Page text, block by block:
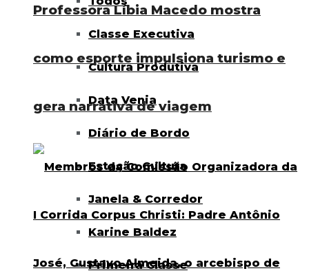
Classe Executiva
Cultura Produtiva
Data Venia
Diário de Bordo
Estação Cultura
Janela & Corredor
Karine Baldez
Primeira Classe
Professora Líbia Macedo mostra
como esporte impulsiona turismo e
gera narrativa de viagem